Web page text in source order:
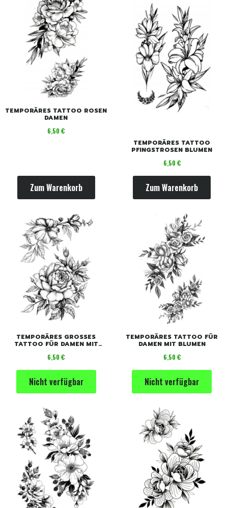
TEMPORÄRES TATTOO ROSEN
DAMEN
Preis
6,50 €
Zum Warenkorb
TEMPORÄRES TATTOO
PFINGSTROSEN BLUMEN
Preis
6,50 €
Zum Warenkorb
TEMPORÄRES GROSSES T
ATTOO FÜR DAMEN MIT B
Preis
6,50 €
Nicht verfügbar
TEMPORÄRES TATTOO FÜR
DAMEN MIT BLUMEN
Preis
6,50 €
Nicht verfügbar